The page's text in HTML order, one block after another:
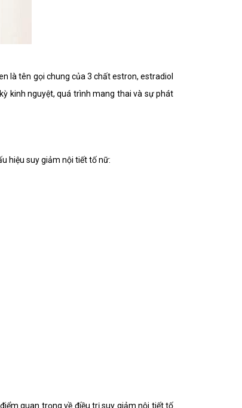
là tên gọi chung của 3 chất estron, estradiol
kinh nguyệt, quá trình mang thai và sự phát
hiệu suy giảm nội tiết tố nữ:
quan trọng về điều trị suy giảm nội tiết tố